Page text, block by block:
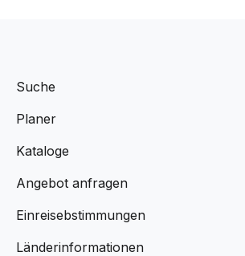
Suche
Planer
Kataloge
Angebot anfragen
Einreisebstimmungen
Länderinformationen